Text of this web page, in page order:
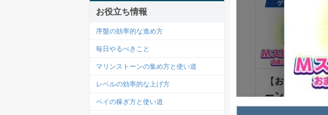
お役立ち情報
序盤の効率的な進め方
毎日やるべきこと
マリンストーンの集め方と使い道
レベルの効率的な上げ方
ペイの稼ぎ方と使い道